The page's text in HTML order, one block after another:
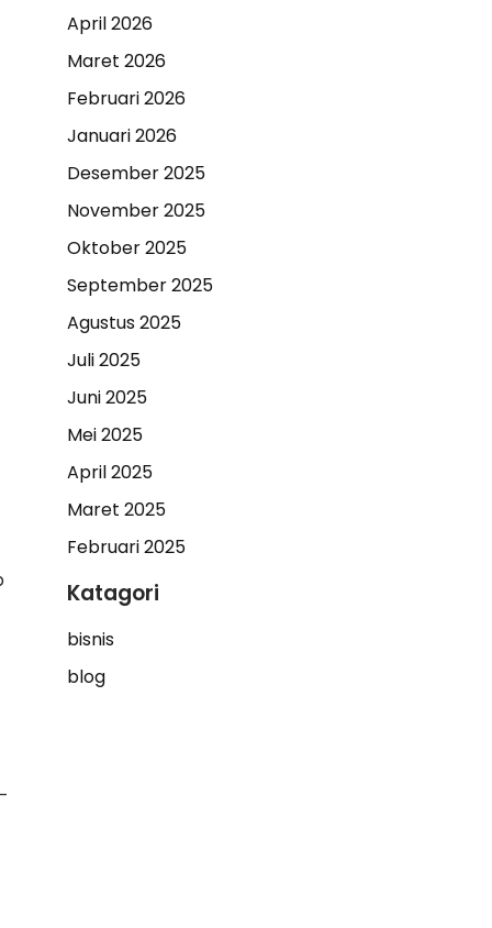
April 2026
Maret 2026
Februari 2026
Januari 2026
Desember 2025
November 2025
Oktober 2025
September 2025
Agustus 2025
Juli 2025
Juni 2025
Mei 2025
April 2025
Maret 2025
Februari 2025
Katagori
bisnis
blog